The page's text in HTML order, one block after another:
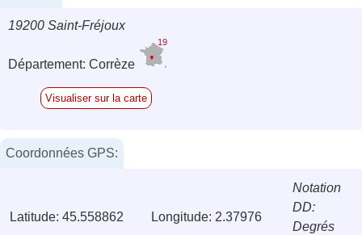
19200 Saint-Fréjoux
Département: Corrèze
19
Visualiser sur la carte
Coordonnées GPS:
Latitude: 45.558862 Longitude: 2.37976
Notation
DD:
Degrés